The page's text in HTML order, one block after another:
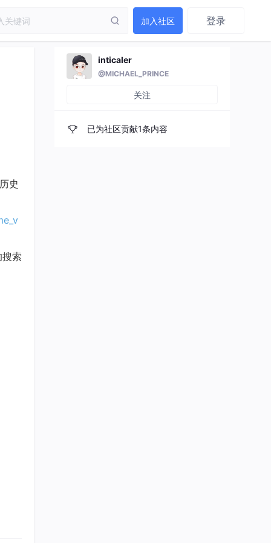
加入社区 登录
史
索
inticaler
@MICHAEL_PRINCE
关注
已为社区贡献1条内容